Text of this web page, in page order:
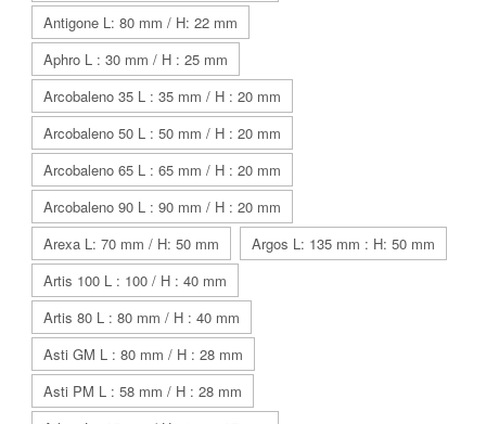
Antigone L: 80 mm / H: 22 mm
Aphro L : 30 mm / H : 25 mm
Arcobaleno 35 L : 35 mm / H : 20 mm
Arcobaleno 50 L : 50 mm / H : 20 mm
Arcobaleno 65 L : 65 mm / H : 20 mm
Arcobaleno 90 L : 90 mm / H : 20 mm
Arexa L: 70 mm / H: 50 mm
Argos L: 135 mm : H: 50 mm
Artis 100 L : 100 / H : 40 mm
Artis 80 L : 80 mm / H : 40 mm
Asti GM L : 80 mm / H : 28 mm
Asti PM L : 58 mm / H : 28 mm